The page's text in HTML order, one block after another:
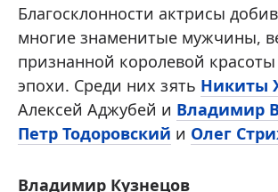
Благосклонности актрисы
многие знаменитые мужчины,
признанной королевой красоты
эпохи. Среди них зять Никиты
Алексей Аджубей и Владимир
Петр Тодоровский и Олег
Владимир Кузнецов